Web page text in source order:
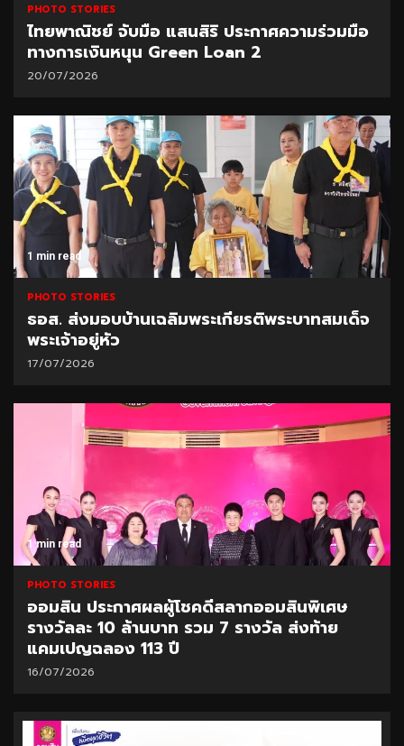
PHOTO STORIES
ไทยพาณิชย์ จับมือ แสนสิริ ประกาศความร่วมมือ
ทางการเงินหนุน Green Loan 2
20/07/2026
1 min read
PHOTO STORIES
ธอส. ส่งมอบบ้านเฉลิมพระเกียรติพระบาทสมเด็จ
พระเจ้าอยู่หัว
17/07/2026
1 min read
PHOTO STORIES
ออมสิน ประกาศผลผู้โชคดีสลากออมสินพิเศษ
รางวัลละ 10 ล้านบาท รวม 7 รางวัล ส่งท้าย
แคมเปญฉลอง 113 ปี
16/07/2026